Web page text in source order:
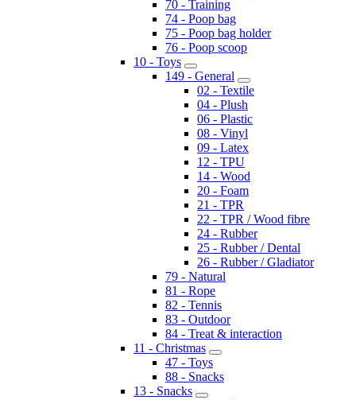
70 - Training
74 - Poop bag
75 - Poop bag holder
76 - Poop scoop
10 - Toys
149 - General
02 - Textile
04 - Plush
06 - Plastic
08 - Vinyl
09 - Latex
12 - TPU
14 - Wood
20 - Foam
21 - TPR
22 - TPR / Wood fibre
24 - Rubber
25 - Rubber / Dental
26 - Rubber / Gladiator
79 - Natural
81 - Rope
82 - Tennis
83 - Outdoor
84 - Treat & interaction
11 - Christmas
47 - Toys
88 - Snacks
13 - Snacks